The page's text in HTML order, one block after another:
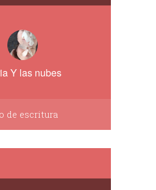
Y las nubes
de escritura